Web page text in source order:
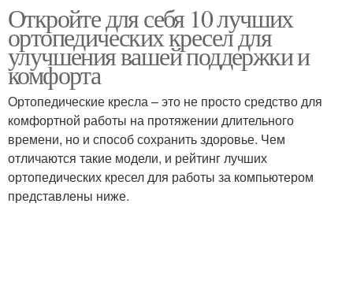
Откройте для себя 10 лучших
ортопедических кресел для
улучшения вашей поддержки и
комфорта
Ортопедические кресла – это не просто средство для
комфортной работы на протяжении длительного
времени, но и способ сохранить здоровье. Чем
отличаются такие модели, и рейтинг лучших
ортопедических кресел для работы за компьютером
представлены ниже.